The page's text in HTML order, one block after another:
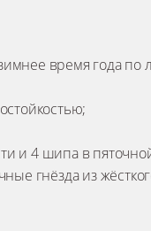
время года по
и 4 шипа в
гнёзда из